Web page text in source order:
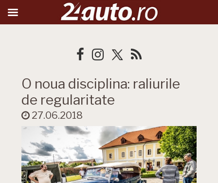
O noua disciplina: raliurile
de regularitate
27.06.2018